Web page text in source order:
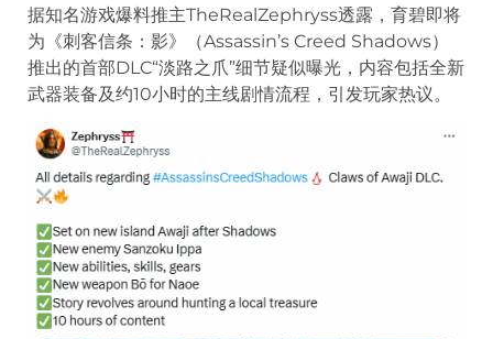
据知名游戏爆料推主TheRealZephryss透露，育碧即将
为《刺客信条：影》（Assassin’s Creed Shadows）
推出的首部DLC“淡路之爪”细节疑似曝光，内容包括全新
武器装备及约10小时的主线剧情流程，引发玩家热议。